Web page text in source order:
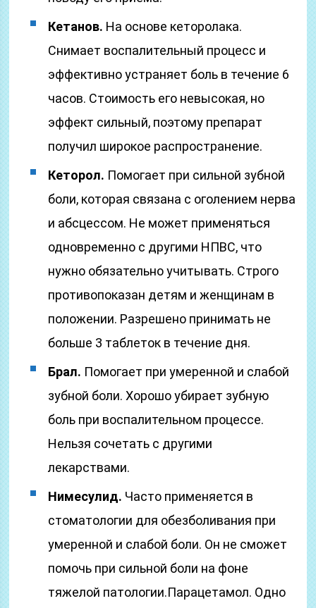
Кетанов. На основе кеторолака.
Снимает воспалительный процесс и
эффективно устраняет боль в течение 6
часов. Стоимость его невысокая, но
эффект сильный, поэтому препарат
получил широкое распространение.
Кеторол. Помогает при сильной зубной
боли, которая связана с оголением нерва
и абсцессом. Не может применяться
одновременно с другими НПВС, что
нужно обязательно учитывать. Строго
противопоказан детям и женщинам в
положении. Разрешено принимать не
больше 3 таблеток в течение дня.
Брал. Помогает при умеренной и слабой
зубной боли. Хорошо убирает зубную
боль при воспалительном процессе.
Нельзя сочетать с другими
лекарствами.
Нимесулид. Часто применяется в
стоматологии для обезболивания при
умеренной и слабой боли. Он не сможет
помочь при сильной боли на фоне
тяжелой патологии.Парацетамол. Одно